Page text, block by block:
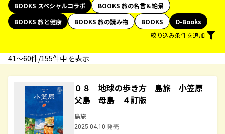
BOOKS スペシャルコラボ
BOOKS 旅の名言＆絶景
BOOKS 旅と健康
BOOKS 旅の読み物 BOOKS
D-Books
絞り込み条件を追加
41〜60件/155件中 を表示
０８ 地球の歩き方 島旅 小笠原
父島 母島 ４訂版
島旅
2025.04.10 発売